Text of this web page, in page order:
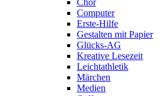
Computer
Erste-Hilfe
Gestalten mit Papier
Glücks-AG
Kreative Lesezeit
Leichtathletik
Märchen
Medien